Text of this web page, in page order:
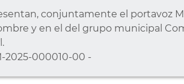
conjuntamente el portavoz
y en el del grupo municipal
2025-000010-00 -